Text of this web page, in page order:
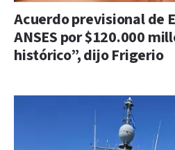
Acuerdo previsional de
ANSES por $120.000
histórico”, dijo Frigerio